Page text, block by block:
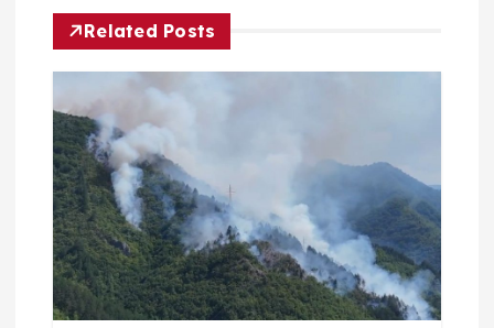
c
a
o
b
Related Posts